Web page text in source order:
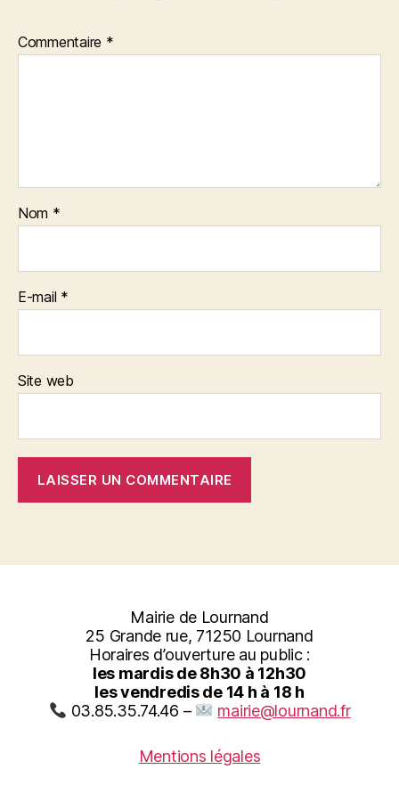
Commentaire *
Nom *
E-mail *
Site web
Mairie de Lournand
25 Grande rue, 71250 Lournand
Horaires d’ouverture au public :
les mardis de 8h30 à 12h30
les vendredis de 14 h à 18 h
03.85.35.74.46 –
mairie@lournand.fr
Mentions légales